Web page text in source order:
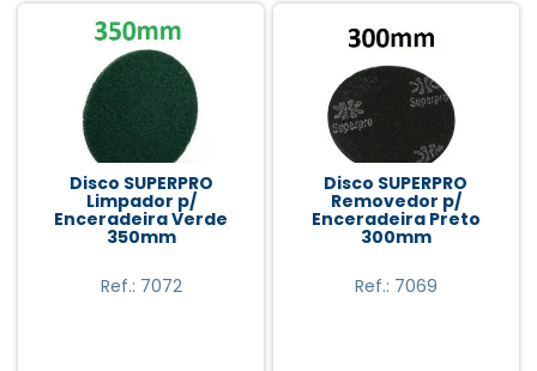
Disco SUPERPRO
Limpador p/
Enceradeira Verde
350mm
Ref.: 7072
Disco SUPERPRO
Removedor p/
Enceradeira Preto
300mm
Ref.: 7069